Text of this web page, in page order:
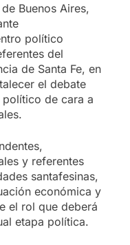
Buenos Aires,
político
del
de Santa Fe, en
el debate
de cara a
y referentes
santafesinas,
económica y
el rol que deberá
etapa política.